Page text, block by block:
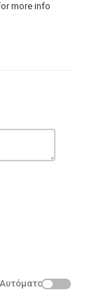
more info
Αυτόματο